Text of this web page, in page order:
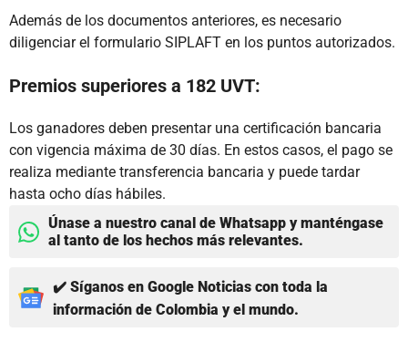
Además de los documentos anteriores, es necesario
diligenciar el formulario SIPLAFT en los puntos autorizados.
Premios superiores a 182 UVT:
Los ganadores deben presentar una certificación bancaria
con vigencia máxima de 30 días. En estos casos, el pago se
realiza mediante transferencia bancaria y puede tardar
hasta ocho días hábiles.
Únase a nuestro canal de Whatsapp y manténgase
al tanto de los hechos más relevantes.
✔️ Síganos en Google Noticias con toda la
información de Colombia y el mundo.